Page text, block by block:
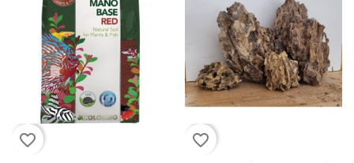
favorite_border favorite_border